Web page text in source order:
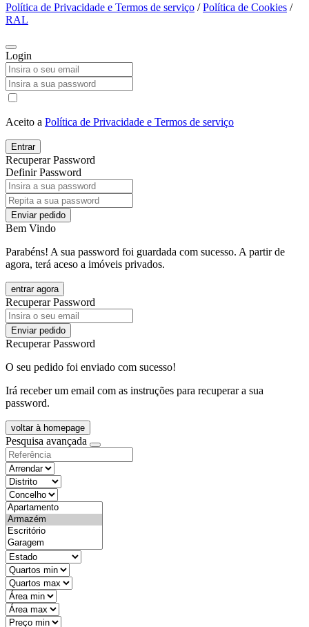
Política de Privacidade e Termos de serviço /Política de Cookies /
RAL
Login
Aceito a Política de Privacidade e Termos de serviço
Entrar
Recuperar Password
Definir Password
Enviar pedido
Bem Vindo
Parabéns! A sua password foi guardada com sucesso. A partir de
agora, terá aceso a imóveis privados.
entrar agora
Recuperar Password
Enviar pedido
Recuperar Password
O seu pedido foi enviado com sucesso!
Irá receber um email com as instruções para recuperar a sua
password.
voltar à homepage
Pesquisa avançada
objective
districtId
countyId
types
state
mintypo
maxtypo
minarea
maxarea
minprice